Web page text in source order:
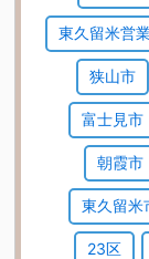
東久留米営
狭山市
富士見市
朝霞市
東久留米
23区